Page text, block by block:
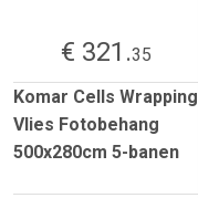
€ 321.35
Komar Cells Wrapping
Vlies Fotobehang
500x280cm 5-banen